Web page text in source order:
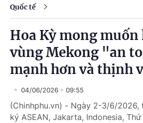
Quốc tế
Hoa Kỳ mong
vùng Mekong "an
mạnh hơn và thịnh
04/06/2026 09:55
(Chinhphu.vn) - Ngày 2-3/6/2026,
ký ASEAN, Jakarta, Indonesia,